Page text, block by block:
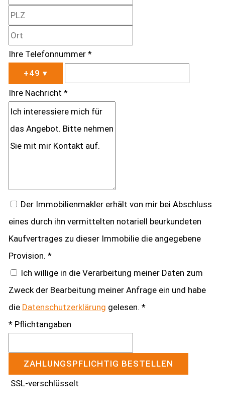
Ihre Telefonnummer *
+49 ▾
Ihre Nachricht *
Der Immobilienmakler erhält von mir bei Abschluss
eines durch ihn vermittelten notariell beurkundeten
Kaufvertrages zu dieser Immobilie die angegebene
Provision. *
Ich willige in die Verarbeitung meiner Daten zum
Zweck der Bearbeitung meiner Anfrage ein und habe
die Datenschutzerklärung gelesen. *
* Pflichtangaben
ZAHLUNGSPFLICHTIG BESTELLEN
SSL-verschlüsselt